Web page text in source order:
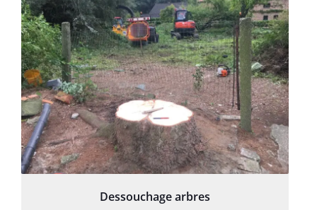
Dessouchage arbres